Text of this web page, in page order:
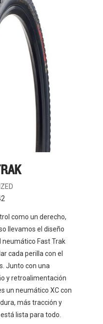
como un derecho,
llevamos el diseño
neumático Fast Trak
cada perilla con el
Junto con una
y retroalimentación
un neumático XC con
más tracción y
lista para todo.